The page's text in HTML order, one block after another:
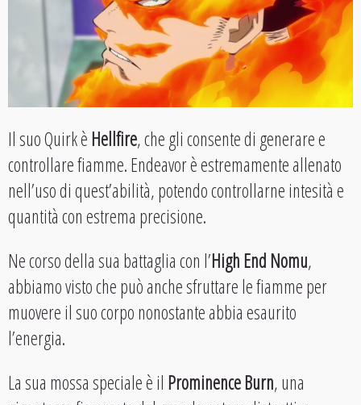
Il suo Quirk èHellfire, che gli consente di generare e
controllare fiamme. Endeavor è estremamente allenato
nell’uso di quest’abilità, potendo controllarne intesità e
quantità con estrema precisione.
Ne corso della sua battaglia con l’High End Nomu,
abbiamo visto che può anche sfruttare le fiamme per
muovere il suo corpo nonostante abbia esaurito
l’energia.
La sua mossa speciale è il Prominence Burn, una